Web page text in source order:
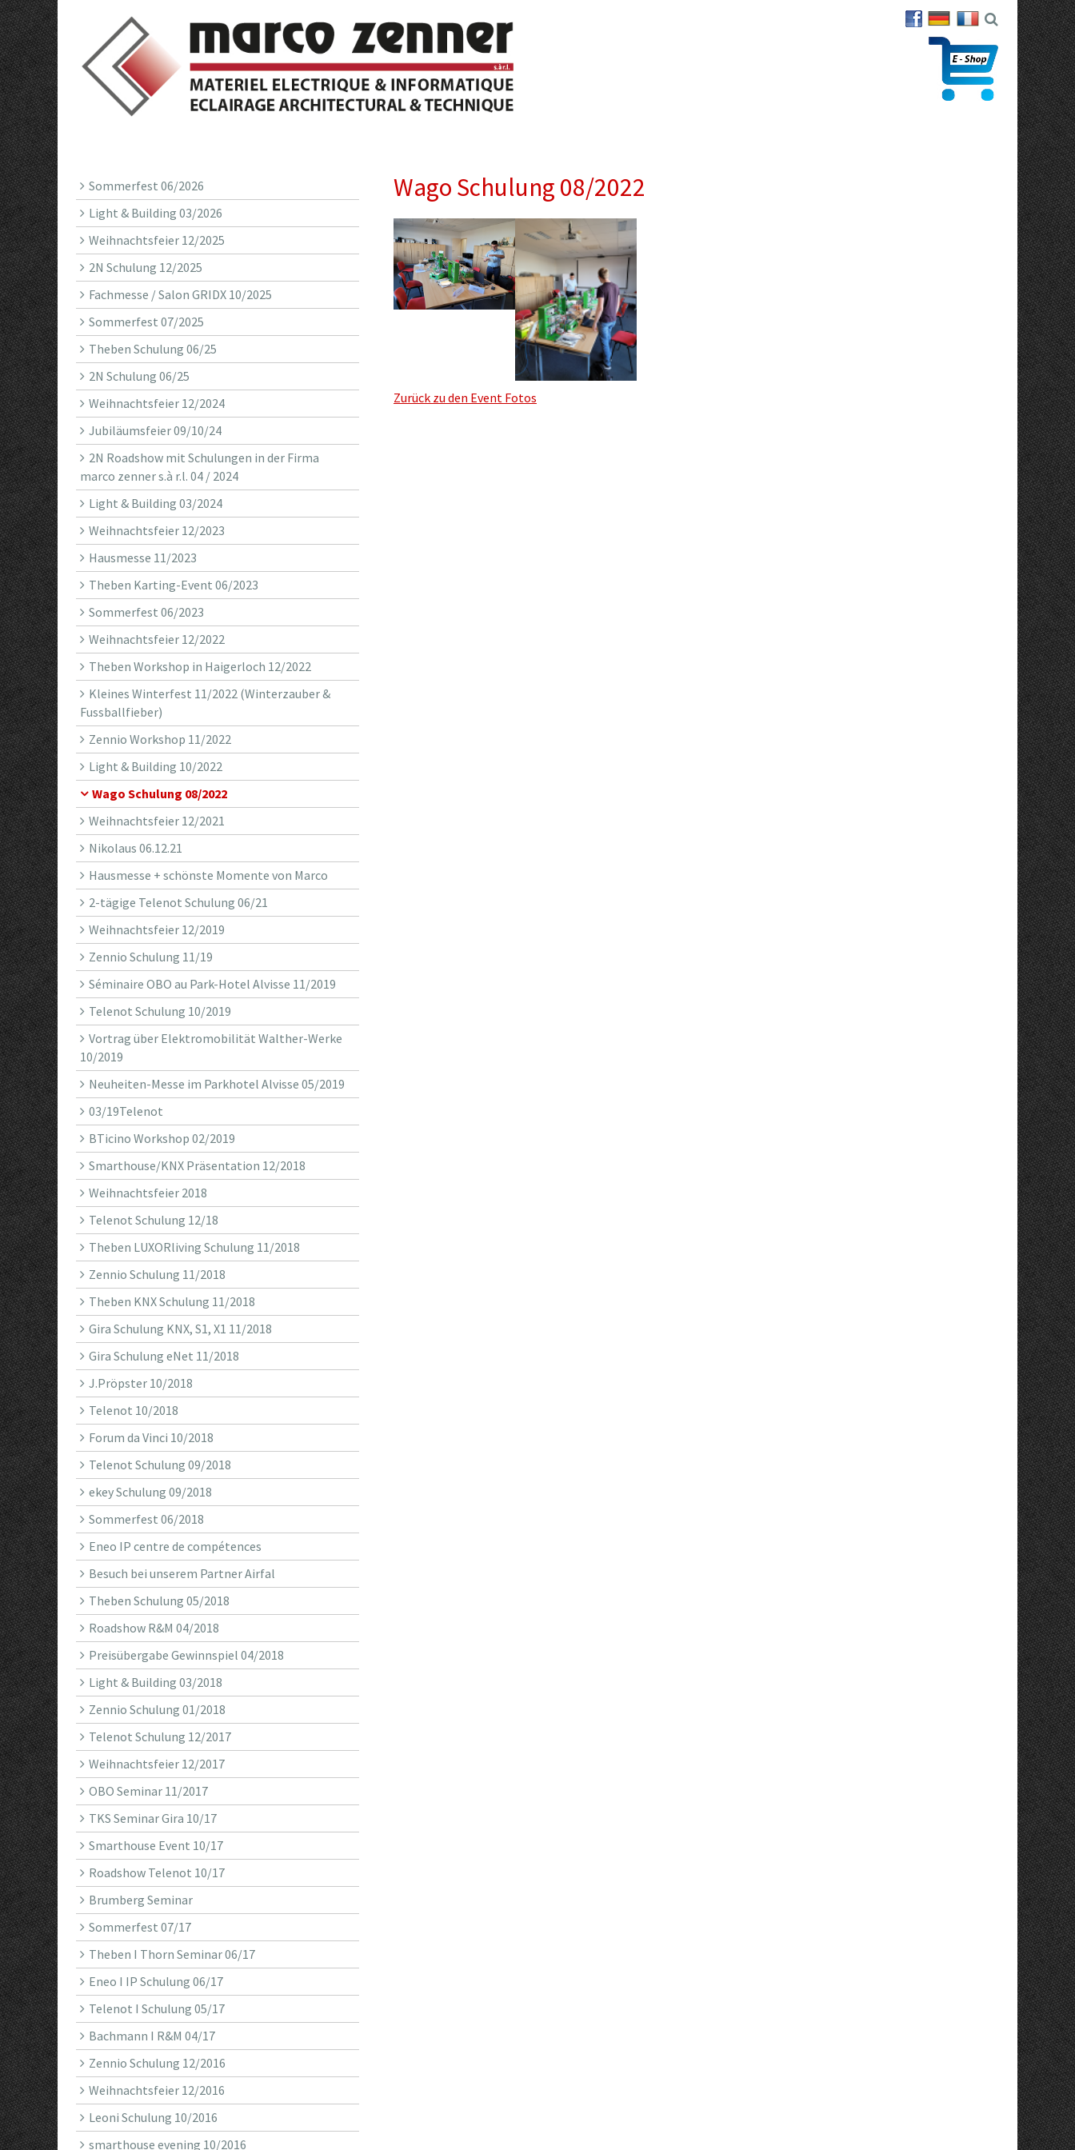
Sommerfest 06/2026
Light & Building 03/2026
Weihnachtsfeier 12/2025
2N Schulung 12/2025
Fachmesse / Salon GRIDX 10/2025
Sommerfest 07/2025
Theben Schulung 06/25
2N Schulung 06/25
Weihnachtsfeier 12/2024
Jubiläumsfeier 09/10/24
2N Roadshow mit Schulungen in der Firma
marco zenner s.à r.l. 04 / 2024
Light & Building 03/2024
Weihnachtsfeier 12/2023
Hausmesse 11/2023
Theben Karting-Event 06/2023
Sommerfest 06/2023
Weihnachtsfeier 12/2022
Theben Workshop in Haigerloch 12/2022
Kleines Winterfest 11/2022 (Winterzauber &
Fussballfieber)
Zennio Workshop 11/2022
Light & Building 10/2022
Wago Schulung 08/2022
Weihnachtsfeier 12/2021
Nikolaus 06.12.21
Hausmesse + schönste Momente von Marco
2-tägige Telenot Schulung 06/21
Weihnachtsfeier 12/2019
Zennio Schulung 11/19
Séminaire OBO au Park-Hotel Alvisse 11/2019
Telenot Schulung 10/2019
Vortrag über Elektromobilität Walther-Werke
10/2019
Neuheiten-Messe im Parkhotel Alvisse 05/2019
03/19Telenot
BTicino Workshop 02/2019
Smarthouse/KNX Präsentation 12/2018
Weihnachtsfeier 2018
Telenot Schulung 12/18
Theben LUXORliving Schulung 11/2018
Zennio Schulung 11/2018
Theben KNX Schulung 11/2018
Gira Schulung KNX, S1, X1 11/2018
Gira Schulung eNet 11/2018
J.Pröpster 10/2018
Telenot 10/2018
Forum da Vinci 10/2018
Telenot Schulung 09/2018
ekey Schulung 09/2018
Sommerfest 06/2018
Eneo IP centre de compétences
Besuch bei unserem Partner Airfal
Theben Schulung 05/2018
Roadshow R&M 04/2018
Preisübergabe Gewinnspiel 04/2018
Light & Building 03/2018
Zennio Schulung 01/2018
Telenot Schulung 12/2017
Weihnachtsfeier 12/2017
OBO Seminar 11/2017
TKS Seminar Gira 10/17
Smarthouse Event 10/17
Roadshow Telenot 10/17
Brumberg Seminar
Sommerfest 07/17
Theben I Thorn Seminar 06/17
Eneo I IP Schulung 06/17
Telenot I Schulung 05/17
Bachmann I R&M 04/17
Zennio Schulung 12/2016
Weihnachtsfeier 12/2016
Leoni Schulung 10/2016
smarthouse evening 10/2016
Wago Schulung 08/2022
Zurück zu den Event Fotos